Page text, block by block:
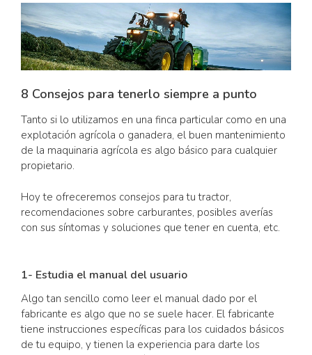
8 Consejos para tenerlo siempre a punto
Tanto si lo utilizamos en una finca particular como en una
explotación agrícola o ganadera, el buen mantenimiento
de la maquinaria agrícola es algo básico para cualquier
propietario.
Hoy te ofreceremos consejos para tu tractor,
recomendaciones sobre carburantes, posibles averías
con sus síntomas y soluciones que tener en cuenta, etc.
1- Estudia el manual del usuario
Algo tan sencillo como leer el manual dado por el
fabricante es algo que no se suele hacer. El fabricante
tiene instrucciones específicas para los cuidados básicos
de tu equipo, y tienen la experiencia para darte los